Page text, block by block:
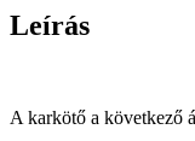
Leírás
A karkötő a következő